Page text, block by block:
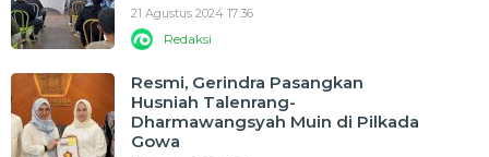
21 Agustus 2024 17:36
Redaksi
Resmi, Gerindra Pasangkan
Husniah Talenrang-
Dharmawangsyah Muin di Pilkada
Gowa